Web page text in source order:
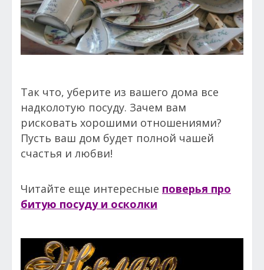
Так что, уберите из вашего дома все
надколотую посуду. Зачем вам
рисковать хорошими отношениями?
Пусть ваш дом будет полной чашей
счастья и любви!
Читайте еще интересные поверья про
битую посуду и осколки